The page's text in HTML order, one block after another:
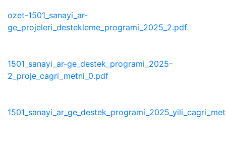
ozet-1501_sanayi_ar-
ge_projeleri_destekleme_programi_2025_2.pdf
1501_sanayi_ar-ge_destek_programi_2025-
2_proje_cagri_metni_0.pdf